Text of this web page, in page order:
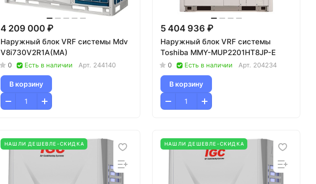
4 209 000 ₽
Наружный блок VRF системы Mdv
V8i730V2R1A(MA)
0 Есть в наличии Арт. 244140
В корзину
5 404 936 ₽
Наружный блок VRF системы
Toshiba MMY-MUP2201HT8JP-E
0 Есть в наличии Арт. 204234
В корзину
НАШЛИ ДЕШЕВЛЕ-СКИДКА НАШЛИ ДЕШЕВЛЕ-СКИДКА